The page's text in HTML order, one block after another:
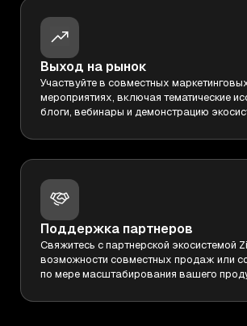
Выход на рынок
Участвуйте в совместных
мероприятиях, включая тематические
блоги, вебинары и демонстрацию
Поддержка партнеров
Свяжитесь с партнерской экосистемой
возможности совместных продаж или
по мере масштабирования вашего